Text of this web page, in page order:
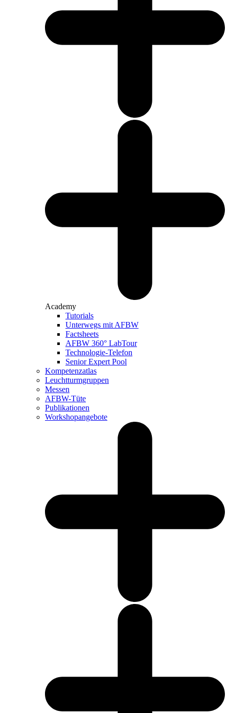
Academy
Tutorials
Unterwegs mit AFBW
Factsheets
AFBW 360° LabTour
Technologie-Telefon
Senior Expert Pool
Kompetenzatlas
Leuchtturm­gruppen
Messen
AFBW-Tüte
Publikationen
Workshopangebote